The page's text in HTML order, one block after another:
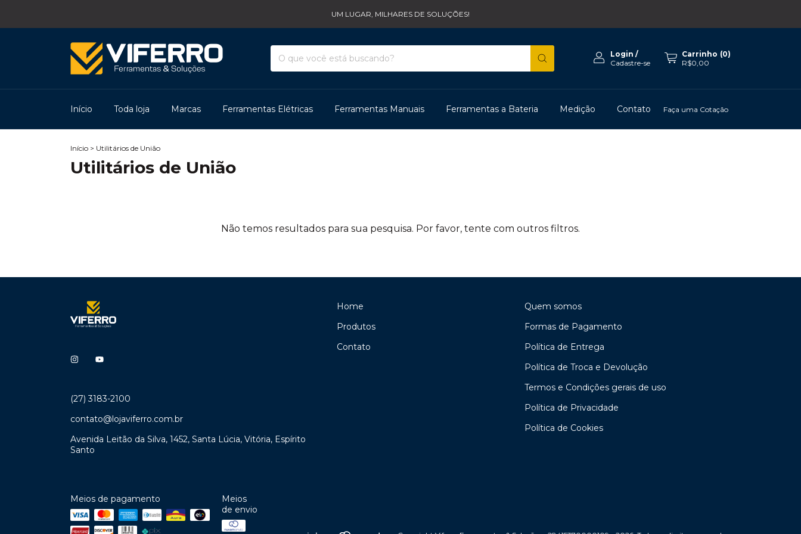
UM LUGAR, MILHARES DE SOLUÇÕES!
Login /
Cadastre-se
Carrinho (0)
R$0,00
Início Toda loja Marcas Ferramentas Elétricas Ferramentas Manuais Ferramentas a Bateria Medição Contato Faça uma Cotação
Início > Utilitários de União
Utilitários de União
Não temos resultados para sua pesquisa. Por favor, tente com outros filtros.
(27) 3183-2100
contato@lojaviferro.com.br
Avenida Leitão da Silva, 1452, Santa Lúcia, Vitória, Espírito
Santo
Home
Produtos
Contato
Quem somos
Formas de Pagamento
Política de Entrega
Política de Troca e Devolução
Termos e Condições gerais de uso
Política de Privacidade
Política de Cookies
Meios de pagamento
Meios
de envio